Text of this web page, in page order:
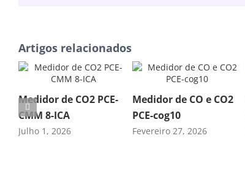
Artigos relacionados
Medidor de CO2 PCE-
CMM 8-ICA
Julho 1, 2026
Medidor de CO e CO2
PCE-cog10
Fevereiro 27, 2026